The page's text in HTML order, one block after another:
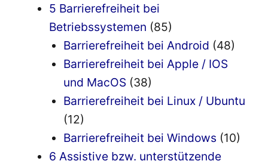
5 Barrierefreiheit bei
Betriebssystemen (85)
Barrierefreiheit bei Android (48)
Barrierefreiheit bei Apple / IOS
und MacOS (38)
Barrierefreiheit bei Linux / Ubuntu
(12)
Barrierefreiheit bei Windows (10)
6 Assistive bzw. unterstützende